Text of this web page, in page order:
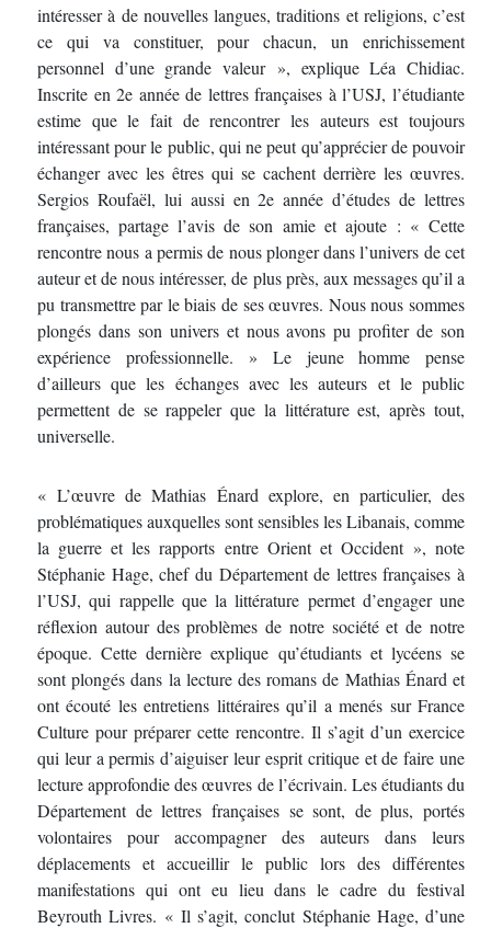
intéresser à de nouvelles langues, traditions et religions, c’est
ce qui va constituer, pour chacun, un enrichissement
personnel d’une grande valeur », explique Léa Chidiac.
Inscrite en 2e année de lettres françaises à l’USJ, l’étudiante
estime que le fait de rencontrer les auteurs est toujours
intéressant pour le public, qui ne peut qu’apprécier de pouvoir
échanger avec les êtres qui se cachent derrière les œuvres.
Sergios Roufaël, lui aussi en 2e année d’études de lettres
françaises, partage l’avis de son amie et ajoute : « Cette
rencontre nous a permis de nous plonger dans l’univers de cet
auteur et de nous intéresser, de plus près, aux messages qu’il a
pu transmettre par le biais de ses œuvres. Nous nous sommes
plongés dans son univers et nous avons pu profiter de son
expérience professionnelle. » Le jeune homme pense
d’ailleurs que les échanges avec les auteurs et le public
permettent de se rappeler que la littérature est, après tout,
universelle.
« L’œuvre de Mathias Énard explore, en particulier, des
problématiques auxquelles sont sensibles les Libanais, comme
la guerre et les rapports entre Orient et Occident », note
Stéphanie Hage, chef du Département de lettres françaises à
l’USJ, qui rappelle que la littérature permet d’engager une
réflexion autour des problèmes de notre société et de notre
époque. Cette dernière explique qu’étudiants et lycéens se
sont plongés dans la lecture des romans de Mathias Énard et
ont écouté les entretiens littéraires qu’il a menés sur France
Culture pour préparer cette rencontre. Il s’agit d’un exercice
qui leur a permis d’aiguiser leur esprit critique et de faire une
lecture approfondie des œuvres de l’écrivain. Les étudiants du
Département de lettres françaises se sont, de plus, portés
volontaires pour accompagner des auteurs dans leurs
déplacements et accueillir le public lors des différentes
manifestations qui ont eu lieu dans le cadre du festival
Beyrouth Livres. « Il s’agit, conclut Stéphanie Hage, d’une